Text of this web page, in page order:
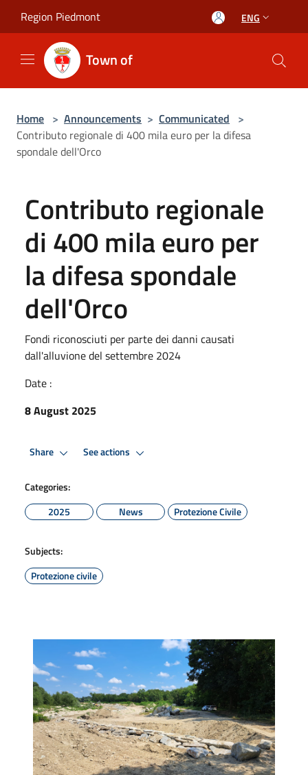
Region Piedmont ENG
Town of
Home > Announcements > Communicated >
Contributo regionale di 400 mila euro per la difesa
spondale dell'Orco
Contributo regionale
di 400 mila euro per
la difesa spondale
dell'Orco
Fondi riconosciuti per parte dei danni causati
dall'alluvione del settembre 2024
Date :
8 August 2025
Share See actions
Categories:
2025
News Protezione Civile
Subjects:
Protezione civile